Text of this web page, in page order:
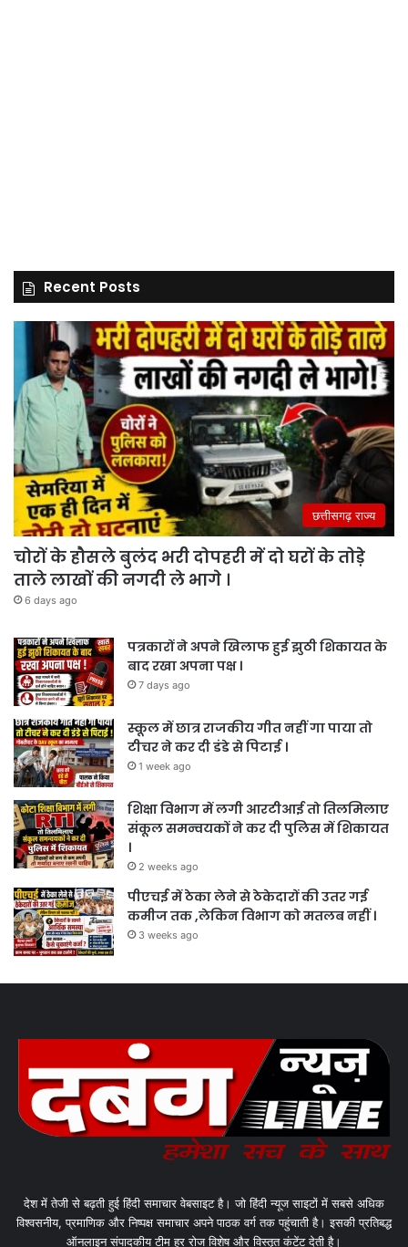
Recent Posts
छत्तीसगढ़ राज्य
चोरों के हौसले बुलंद भरी दोपहरी में दो घरों के तोड़े
ताले लाखों की नगदी ले भागे ।
6 days ago
पत्रकारों ने अपने खिलाफ हुई झुठी शिकायत के
बाद रखा अपना पक्ष ।
7 days ago
स्कूल में छात्र राजकीय गीत नहीं गा पाया तो
टीचर ने कर दी डंडे से पिटाई ।
1 week ago
शिक्षा विभाग में लगी आरटीआई तो तिलमिलाए
संकूल समन्वयकों ने कर दी पुलिस में शिकायत
।
2 weeks ago
पीएचई में ठेका लेने से ठेकेदारों की उतर गई
कमीज तक ,लेकिन विभाग को मतलब नहीं ।
3 weeks ago
देश में तेजी से बढ़ती हुई हिंदी समाचार वेबसाइट है। जो हिंदी न्यूज साइटों में सबसे अधिक
विश्वसनीय, प्रमाणिक और निष्पक्ष समाचार अपने पाठक वर्ग तक पहुंचाती है। इसकी प्रतिबद्ध
ऑनलाइन संपादकीय टीम हर रोज विशेष और विस्तृत कंटेंट देती है।